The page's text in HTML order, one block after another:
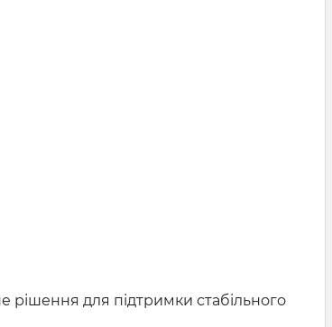
для підтримки стабільного